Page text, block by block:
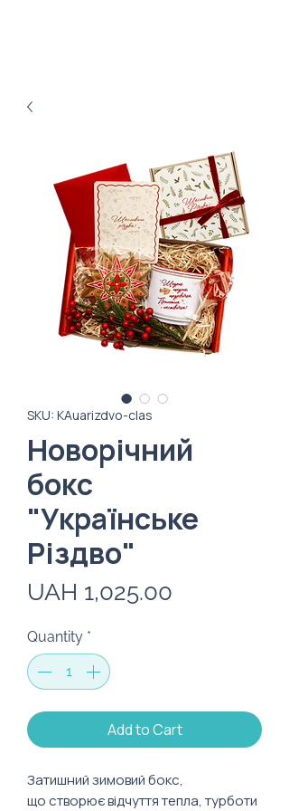
SKU: KAuarizdvo-clas
Новорічний
бокс
"Українське
Різдво"
UAH 1,025.00
Quantity *
Add to Cart
Затишний зимовий бокс,
що створює відчуття тепла, турботи